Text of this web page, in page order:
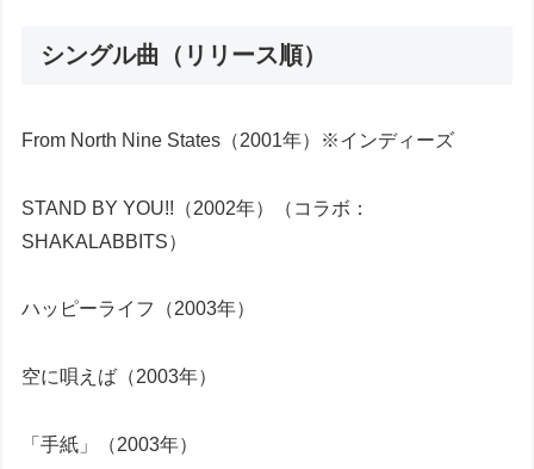
シングル曲（リリース順）
From North Nine States（2001年）※インディーズ
STAND BY YOU!!（2002年）（コラボ：
SHAKALABBITS）
ハッピーライフ（2003年）
空に唄えば（2003年）
「手紙」（2003年）